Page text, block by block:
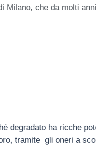
che da molti
degradato ha ricche
tramite gli oneri a